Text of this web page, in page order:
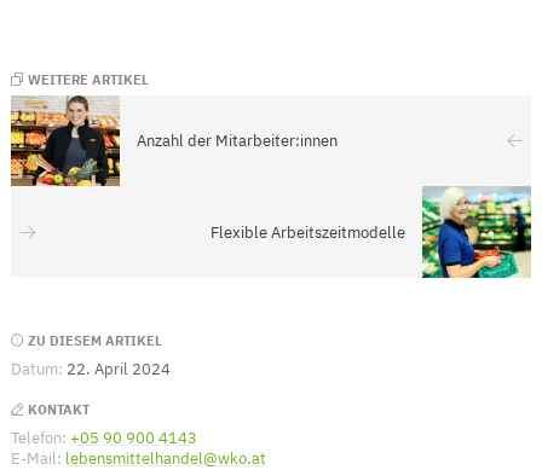
WEITERE ARTIKEL
Anzahl der Mitarbeiter:innen
Flexible Arbeitszeitmodelle
Seitenleiste
ZU DIESEM ARTIKEL
Datum: 22. April 2024
KONTAKT
Telefon: +05 90 900 4143
E-Mail: lebensmittelhandel@wko.at